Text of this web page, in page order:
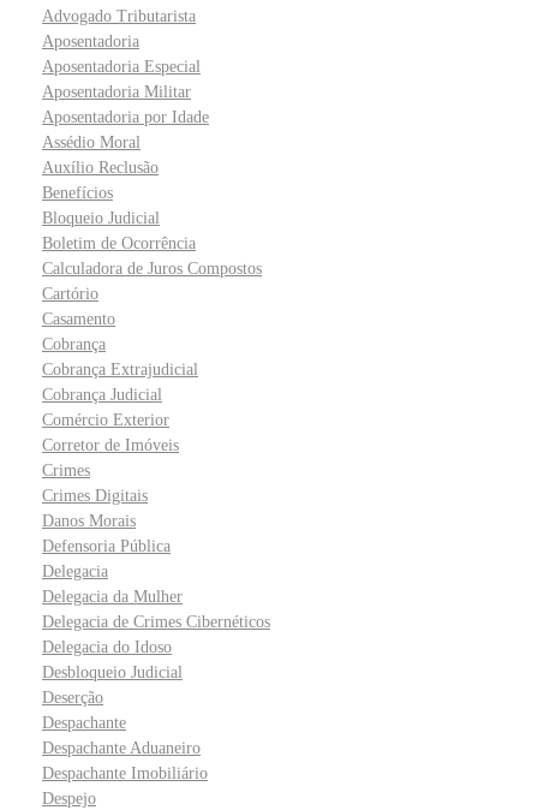
Advogado Tributarista
Aposentadoria
Aposentadoria Especial
Aposentadoria Militar
Aposentadoria por Idade
Assédio Moral
Auxílio Reclusão
Benefícios
Bloqueio Judicial
Boletim de Ocorrência
Calculadora de Juros Compostos
Cartório
Casamento
Cobrança
Cobrança Extrajudicial
Cobrança Judicial
Comércio Exterior
Corretor de Imóveis
Crimes
Crimes Digitais
Danos Morais
Defensoria Pública
Delegacia
Delegacia da Mulher
Delegacia de Crimes Cibernéticos
Delegacia do Idoso
Desbloqueio Judicial
Deserção
Despachante
Despachante Aduaneiro
Despachante Imobiliário
Despejo